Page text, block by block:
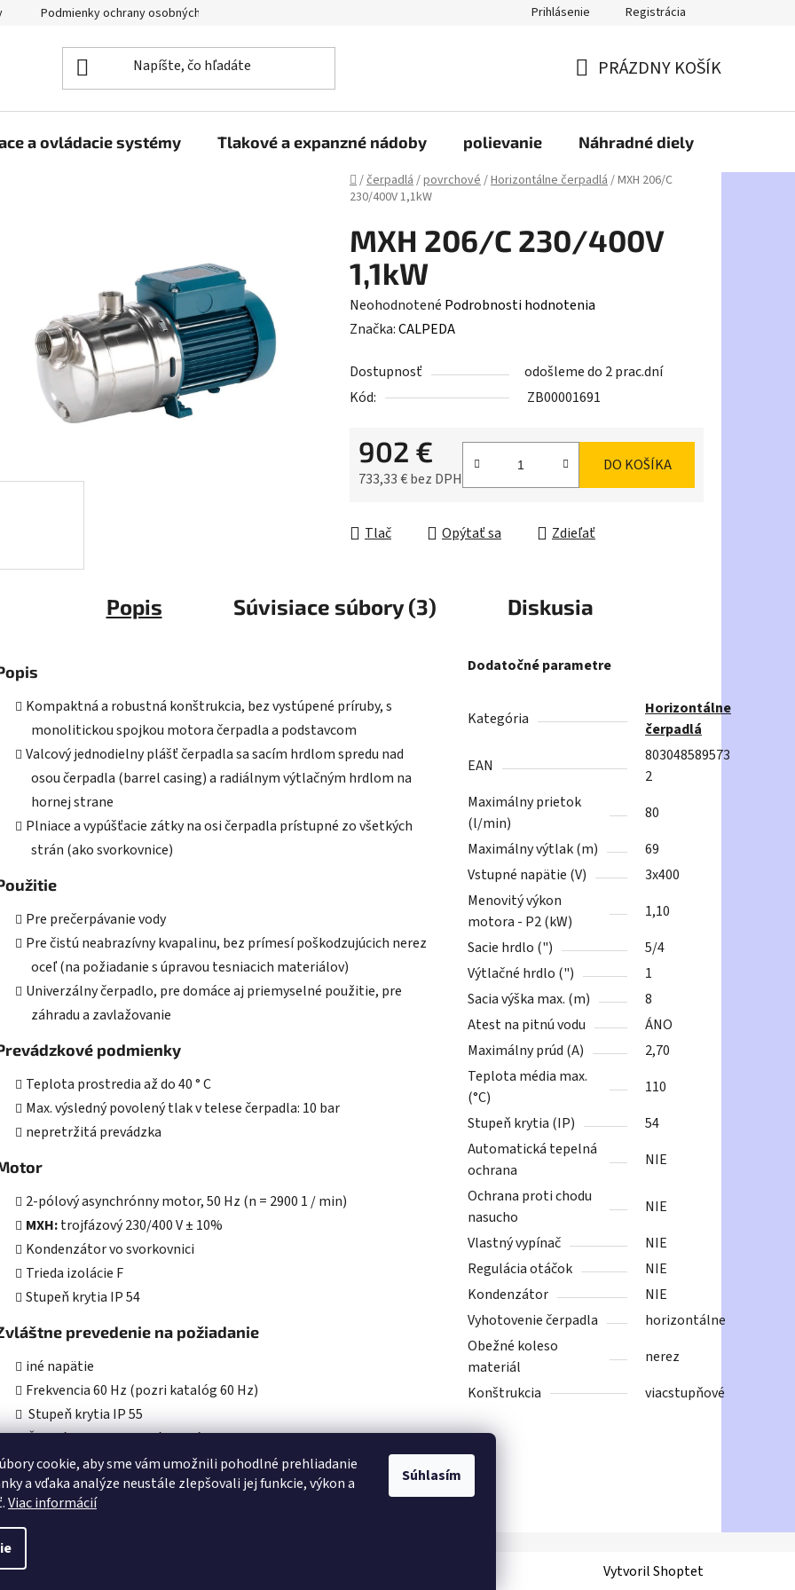
cookie, aby sme vám umožnili pohodlné prehliadanie
a vďaka analýze neustále zlepšovali jej funkcie, výkon a
Viac informácií
Súhlasím
Podmienky ochrany osobných údajov Prihlásenie Registrácia
KOŠÍK
PRÁZDNY KOŠÍK
a ovládacie systémy Tlakové a expanzné nádoby polievanie Náhradné diely
Domov
/čerpadlá/povrchové/Horizontálne čerpadlá/MXH 206/C
230/400V 1,1kW
MXH 206/C 230/400V
1,1kW
Priemerné
hodnotenie
je
0,0
hviezdičiek.
Neohodnotené Podrobnosti hodnotenia
Značka:CALPEDA
Dostupnosť
odošleme do 2 prac.dní
Kód:
ZB00001691
902 €
733,33 € bez DPH
DO KOŠÍKA
Tlač Opýtať sa Zdieľať
Popis Súvisiace súbory (3) Diskusia
Kompaktná a robustná konštrukcia, bez vystúpené príruby, s
monolitickou spojkou motora čerpadla a podstavcom
Valcový jednodielny plášť čerpadla sa sacím hrdlom spredu nad
osou čerpadla (barrel casing) a radiálnym výtlačným hrdlom na
hornej strane
Plniace a vypúšťacie zátky na osi čerpadla prístupné zo všetkých
strán (ako svorkovnice)
Pre prečerpávanie vody
Pre čistú neabrazívny kvapalinu, bez prímesí poškodzujúcich nerez
oceľ (na požiadanie s úpravou tesniacich materiálov)
Univerzálny čerpadlo, pre domáce aj priemyselné použitie, pre
záhradu a zavlažovanie
podmienky
Teplota prostredia až do 40 ° C
Max. výsledný povolený tlak v telese čerpadla: 10 bar
nepretržitá prevádzka
2-pólový asynchrónny motor, 50 Hz (n = 2900 1 / min)
MXH:trojfázový 230/400 V ± 10%
Kondenzátor vo svorkovnici
Trieda izolácie F
Stupeň krytia IP 54
prevedenie na požiadanie
iné napätie
Frekvencia 60 Hz (pozri katalóg 60 Hz)
Stupeň krytia IP 55
Špeciálne mechanická upchávka
Tesniace krúžky telesa čerpadla z FPM
Pre vyššiu alebo nižšiu teplotu kvapaliny či okolia
Dodatočné parametre
Kategória
Horizontálne
čerpadlá
EAN
803048589573
2
Maximálny prietok
(l/min)
80
Maximálny výtlak (m)
69
Vstupné napätie (V)
3x400
Menovitý výkon
motora - P2 (kW)
1,10
Sacie hrdlo (")
5/4
Výtlačné hrdlo (")
1
Sacia výška max. (m)
8
Atest na pitnú vodu
ÁNO
Maximálny prúd (A)
2,70
Teplota média max.
(°C)
110
Stupeň krytia (IP)
54
Automatická tepelná
ochrana
NIE
Ochrana proti chodu
nasucho
NIE
Vlastný vypínač
NIE
Regulácia otáčok
NIE
Kondenzátor
NIE
Vyhotovenie čerpadla
horizontálne
Obežné koleso
materiál
nerez
Konštrukcia
viacstupňové
Vytvoril Shoptet